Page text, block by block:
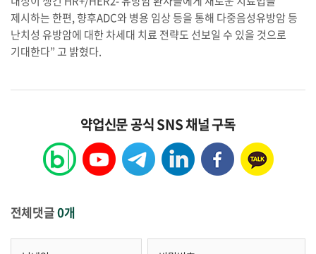
제시하는 한편, 향후ADC와 병용 임상 등을 통해 다중음성유방암 등
난치성 유방암에 대한 차세대 치료 전략도 선보일 수 있을 것으로
기대한다” 고 밝혔다.
약업신문 공식 SNS 채널 구독
전체댓글0개